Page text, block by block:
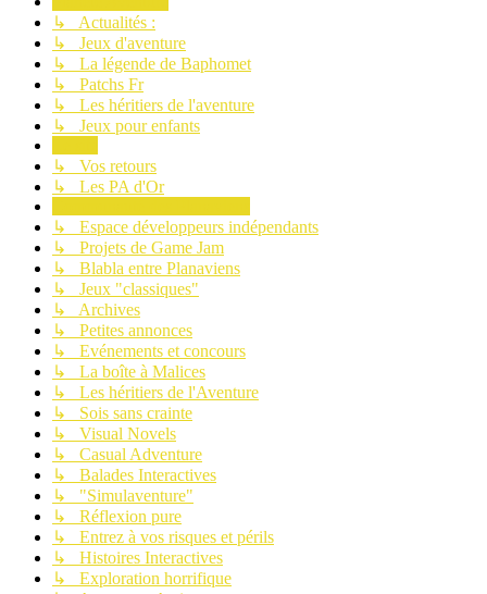
↳ Actualités :
↳ Jeux d'aventure
↳ La légende de Baphomet
↳ Patchs Fr
↳ Les héritiers de l'aventure
↳ Jeux pour enfants
↳ Vos retours
↳ Les PA d'Or
↳ Espace développeurs indépendants
↳ Projets de Game Jam
↳ Blabla entre Planaviens
↳ Jeux "classiques"
↳ Archives
↳ Petites annonces
↳ Evénements et concours
↳ La boîte à Malices
↳ Les héritiers de l'Aventure
↳ Sois sans crainte
↳ Visual Novels
↳ Casual Adventure
↳ Balades Interactives
↳ "Simulaventure"
↳ Réflexion pure
↳ Entrez à vos risques et périls
↳ Histoires Interactives
↳ Exploration horrifique